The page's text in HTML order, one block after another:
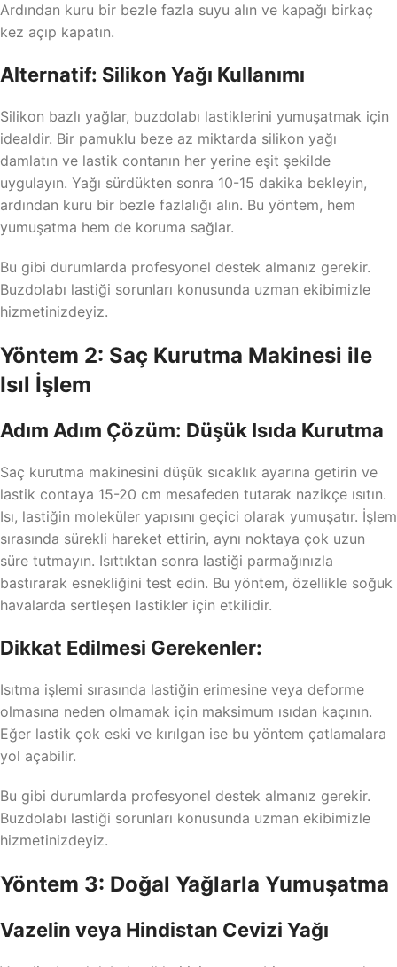
Ardından kuru bir bezle fazla suyu alın ve kapağı birkaç
kez açıp kapatın.
Alternatif: Silikon Yağı Kullanımı
Silikon bazlı yağlar, buzdolabı lastiklerini yumuşatmak için
idealdir. Bir pamuklu beze az miktarda silikon yağı
damlatın ve lastik contanın her yerine eşit şekilde
uygulayın. Yağı sürdükten sonra 10-15 dakika bekleyin,
ardından kuru bir bezle fazlalığı alın. Bu yöntem, hem
yumuşatma hem de koruma sağlar.
Bu gibi durumlarda profesyonel destek almanız gerekir.
Buzdolabı lastiği sorunları konusunda uzman ekibimizle
hizmetinizdeyiz.
Yöntem 2: Saç Kurutma Makinesi ile
Isıl İşlem
Adım Adım Çözüm: Düşük Isıda Kurutma
Saç kurutma makinesini düşük sıcaklık ayarına getirin ve
lastik contaya 15-20 cm mesafeden tutarak nazikçe ısıtın.
Isı, lastiğin moleküler yapısını geçici olarak yumuşatır. İşlem
sırasında sürekli hareket ettirin, aynı noktaya çok uzun
süre tutmayın. Isıttıktan sonra lastiği parmağınızla
bastırarak esnekliğini test edin. Bu yöntem, özellikle soğuk
havalarda sertleşen lastikler için etkilidir.
Dikkat Edilmesi Gerekenler:
Isıtma işlemi sırasında lastiğin erimesine veya deforme
olmasına neden olmamak için maksimum ısıdan kaçının.
Eğer lastik çok eski ve kırılgan ise bu yöntem çatlamalara
yol açabilir.
Bu gibi durumlarda profesyonel destek almanız gerekir.
Buzdolabı lastiği sorunları konusunda uzman ekibimizle
hizmetinizdeyiz.
Yöntem 3: Doğal Yağlarla Yumuşatma
Vazelin veya Hindistan Cevizi Yağı